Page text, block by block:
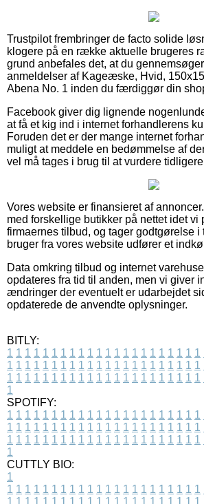
Trustpilot frembringer de facto solide
klogere på en række aktuelle brugeres
grund anbefales det, at du
anmeldelser af Kageæske, Hvid,
Abena No. 1 inden du færdiggør din
Facebook giver dig lignende
at få et kig ind i internet forhandlerens
Foruden det er der mange internet
muligt at meddele en bedømmelse af
vel må tages i brug til at vurdere
Vores website er finansieret af
med forskellige butikker på nettet idet vi
firmaernes tilbud, og tager godtgørelse
bruger fra vores website udfører et
Data omkring tilbud og internet
opdateres fra tid til anden, men vi giver
ændringer der eventuelt er udarbejdet
opdaterede de anvendte oplysninger.
BITLY:
1 1 1 1 1 1 1 1 1 1 1 1 1 1 1 1 1 1 1 1 1 1
1 1 1 1 1 1 1 1 1 1 1 1 1 1 1 1 1 1 1 1 1 1
1 1 1 1 1 1 1 1 1 1 1 1 1 1 1 1 1 1 1 1 1 1
1
SPOTIFY:
1 1 1 1 1 1 1 1 1 1 1 1 1 1 1 1 1 1 1 1 1 1
1 1 1 1 1 1 1 1 1 1 1 1 1 1 1 1 1 1 1 1 1 1
1 1 1 1 1 1 1 1 1 1 1 1 1 1 1 1 1 1 1 1 1 1
1
CUTTLY BIO:
1
1 1 1 1 1 1 1 1 1 1 1 1 1 1 1 1 1 1 1 1 1 1
1 1 1 1 1 1 1 1 1 1 1 1 1 1 1 1 1 1 1 1 1 1